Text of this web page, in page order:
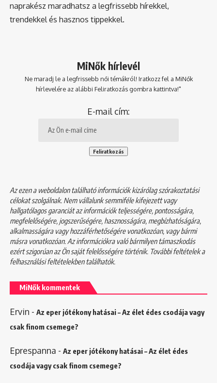
naprakész maradhatsz a legfrissebb hírekkel,
trendekkel és hasznos tippekkel.
MiNők hírlevél
Ne maradj le a legfrissebb női témákról! Iratkozz fel a MiNők
hírlevelére az alábbi Feliratkozás gombra kattintva!"
E-mail cím:
Az ezen a weboldalon található információk kizárólag szórakoztatási
célokat szolgálnak. Nem vállalunk semmiféle kifejezett vagy
hallgatólagos garanciát az információk teljességére, pontosságára,
megfelelőségére, jogszerűségére, hasznosságára, megbízhatóságára,
alkalmasságára vagy hozzáférhetőségére vonatkozóan, vagy bármi
másra vonatkozóan. Az információkra való bármilyen támaszkodás
ezért szigorúan az Ön saját felelősségére történik. További feltételek a
felhasználási feltételekbentalálhatók.
MiNők kommentek
Ervin - Az eper jótékony hatásai – Az élet édes csodája vagy
csak finom csemege?
Eprespanna - Az eper jótékony hatásai – Az élet édes
csodája vagy csak finom csemege?